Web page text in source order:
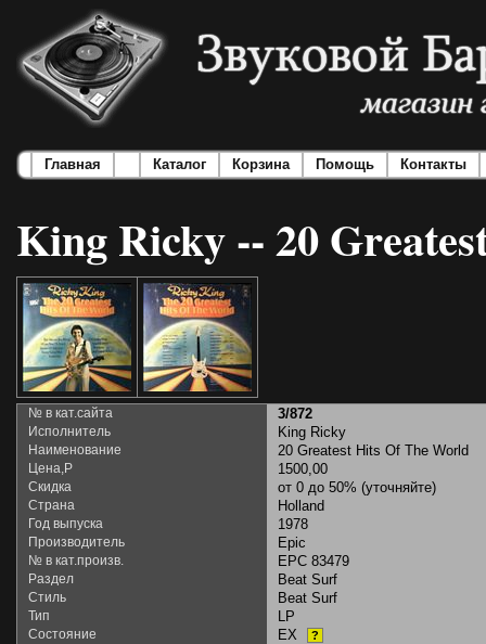
Главная Каталог Корзина Помощь Контакты
King Ricky -- 20
№ в кат.сайта 3/872
Исполнитель King Ricky
Наименование 20 Greatest Hits Of The World
Цена,Р 1500,00
Скидка от 0 до 50% (уточняйте)
Страна Holland
Год выпуска 1978
Производитель Epic
№ в кат.произв. EPC 83479
Раздел Beat Surf
Стиль Beat Surf
Тип LP
Состояние EX ?